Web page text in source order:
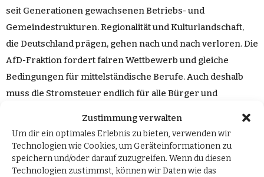
Zustimmung verwalten
Um dir ein optimales Erlebnis zu bieten, verwenden wir
Technologien wie Cookies, um Geräteinformationen zu
speichern und/oder darauf zuzugreifen. Wenn du diesen
Technologien zustimmst, können wir Daten wie das
seit Generationen gewachsenen Betriebs- und
Gemeindestrukturen. Regionalität und Kulturlandschaft,
die Deutschland prägen, gehen nach und nach verloren. Die
AfD-Fraktion fordert fairen Wettbewerb und gleiche
Bedingungen für mittelständische Berufe. Auch deshalb
muss die Stromsteuer endlich für alle Bürger und
Der BeitragStrompreis-Flickwerk der Regierung sorgt für
Ungleichbehandlung im gleichen Marktsegmenterschien